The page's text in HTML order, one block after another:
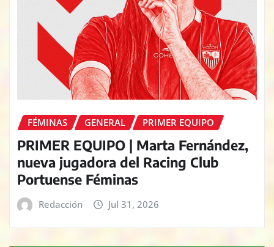
FÉMINAS GENERAL PRIMER EQUIPO
PRIMER EQUIPO | Marta Fernández,
nueva jugadora del Racing Club
Portuense Féminas
Redacción Jul 31, 2026